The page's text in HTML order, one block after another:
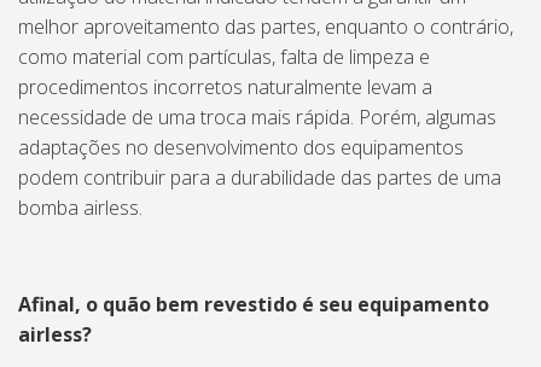
melhor aproveitamento das partes, enquanto o contrário,
como material com partículas, falta de limpeza e
procedimentos incorretos naturalmente levam a
necessidade de uma troca mais rápida. Porém, algumas
adaptações no desenvolvimento dos equipamentos
podem contribuir para a durabilidade das partes de uma
bomba airless.
Afinal, o quão bem revestido é seu equipamento
airless?